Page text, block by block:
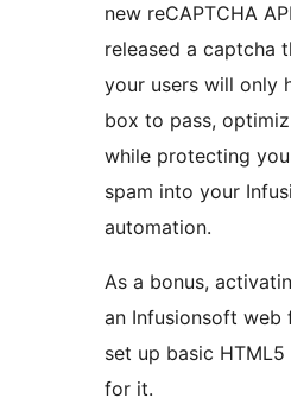
new reCAPTCHA
released a captcha
your users will only
box to pass,
while protecting
spam into your
automation.
As a bonus,
an Infusionsoft web
set up basic
for it.